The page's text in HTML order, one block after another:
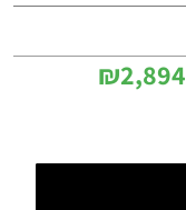
₪2,894